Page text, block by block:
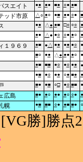
スエイト ●● ●● ■● ○● ●■
ッド市原 △○ ●○ ●■ ●● ○● ■
●● △ ● ●■ □○ ○○ ●
●● △ ● ●○ ○● ●○ ●
１９６９ ●■ ● △ ●● ●● ●○ ●
■○ ●● △ ● ●● ●○ ●
●■ ■■ ●○ ●○ ●● ●
●■ ●○ ●● ○● ■● ●
■● ●■ ○□ ●○ ■■ ●
広島 ■● ●○ ●● ●○ ○● ●
幌 ●■ ■■ ○● ●■ ■● ○
勝]勝